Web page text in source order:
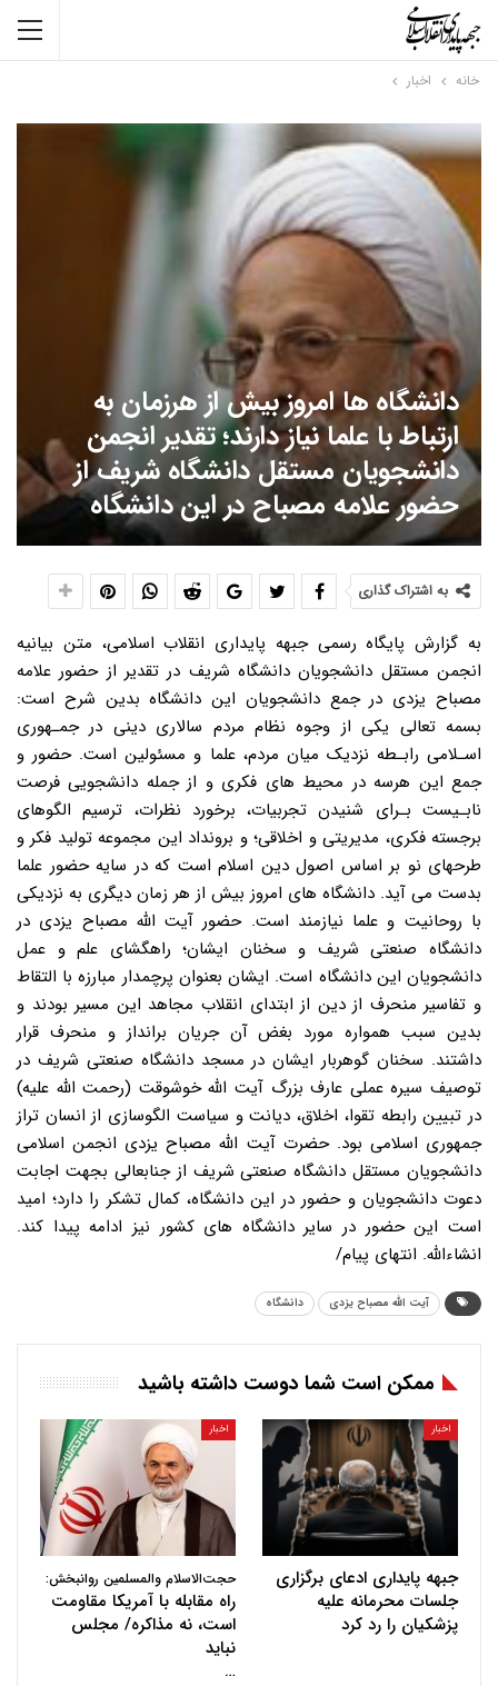
خانه اخبار
دانشگاه ها امروز بیش از هرزمان به
ارتباط با علما نیاز دارند؛ تقدیر انجمن
دانشجویان مستقل دانشگاه شریف از
حضور علامه مصباح در این دانشگاه
به اشتراک گذاری
به گزارش پایگاه رسمی جبهه پایداری انقلاب اسلامی، متن بیانیه
انجمن مستقل دانشجویان دانشگاه شریف در تقدیر از حضور علامه
مصباح یزدی در جمع دانشجویان این دانشگاه بدین شرح است:
بسمه تعالی یکی از وجوه نظام مردم سالاری دینی در جمـهوری
اسـلامی رابـطه نزدیک میان مردم، علما و مسئولین است. حضور و
جمع این هرسه در محیط های فکری و از جمله دانشجویی فرصت
نابـیست بـرای شنیدن تجربیات، برخورد نظرات، ترسیم الگوهای
برجسته فکری، مدیریتی و اخلاقی؛ و برونداد این مجموعه تولید فکر و
طرحهای نو بر اساس اصول دین اسلام است که در سایه حضور علما
بدست می آید. دانشگاه های امروز بیش از هر زمان دیگری به نزدیکی
با روحانیت و علما نیازمند است. حضور آیت الله مصباح یزدی در
دانشگاه صنعتی شریف و سخنان ایشان؛ راهگشای علم و عمل
دانشجویان این دانشگاه است. ایشان بعنوان پرچمدار مبارزه با التقاط
و تفاسیر منحرف از دین از ابتدای انقلاب مجاهد این مسیر بودند و
بدین سبب همواره مورد بغض آن جریان برانداز و منحرف قرار
داشتند. سخنان گوهربار ایشان در مسجد دانشگاه صنعتی شریف در
توصیف سیره عملی عارف بزرگ آیت الله خوشوقت (رحمت الله علیه)
در تبیین رابطه تقوا، اخلاق، دیانت و سیاست الگوسازی از انسان تراز
جمهوری اسلامی بود. حضرت آیت الله مصباح یزدی انجمن اسلامی
دانشجویان مستقل دانشگاه صنعتی شریف از جنابعالی بجهت اجابت
دعوت دانشجویان و حضور در این دانشگاه، کمال تشکر را دارد؛ امید
است این حضور در سایر دانشگاه های کشور نیز ادامه پیدا کند.
انشاءالله. انتهای پیام/
آیت الله مصباح یزدی دانشگاه
ممکن است شما دوست داشته باشید
اخبار
جبهه پایداری ادعای برگزاری
جلسات محرمانه علیه
پزشکیان را رد کرد
اخبار
حجت‌الاسلام والمسلمین روانبخش:
راه مقابله با آمریکا مقاومت
است، نه مذاکره/ مجلس
نباید
…